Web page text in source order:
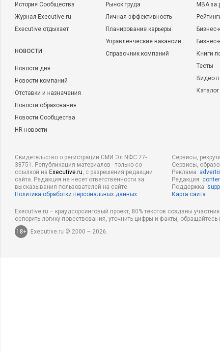
История Сообщества
Журнал Executive.ru
Executive отдыхает
НОВОСТИ
Новости дня
Новости компаний
Отставки и назначения
Новости образования
Новости Сообщества
HR-новости
Рынок труда
Личная эффективность
Планирование карьеры
Управленческие вакансии
Справочник компаний
MBA
Бизнес-
Книги
Тесты
Видео
Свидетельство о регистрации СМИ Эл NФС 77-
38751. Републикация материалов - только со
ссылкой на Executive.ru, с разрешения редакции
сайта. Редакция не несет ответственности за
высказывания пользователей на сайте.
Политика обработки персональных данных
Сервисы,
Сервисы,
Реклама:
Редакция:
Поддержка:
Карта сайта
Executive.ru – краудсорсинговый проект, 80% текстов созданы
оспорить логику повествования, уточнить цифры и факты,
18+
Executive.ru © 2000 – 2026.